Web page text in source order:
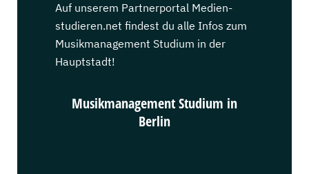
Auf unserem Partnerportal Medien-
studieren.net findest du alle Infos zum
Musikmanagement Studium in der
Hauptstadt!
Musikmanagement Studium in
Berlin